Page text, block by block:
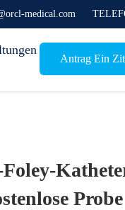
medical.com
Antrag Ein
Probe